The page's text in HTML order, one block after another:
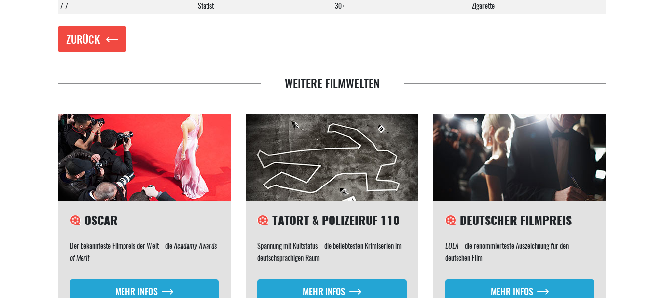
/ /
Statist 30+ Zigarette
ZURÜCK
WEITERE FILMWELTEN
OSCAR
Der bekannteste Filmpreis der Welt – dieAcadamy Awards
of Merit
MEHR INFOS
TATORT & POLIZEIRUF 110
Spannung mit Kultstatus – die beliebtesten Krimiserien im
deutschsprachigen Raum
MEHR INFOS
DEUTSCHER FILMPREIS
LOLA– die renommierteste Auszeichnung für den
deutschen Film
MEHR INFOS